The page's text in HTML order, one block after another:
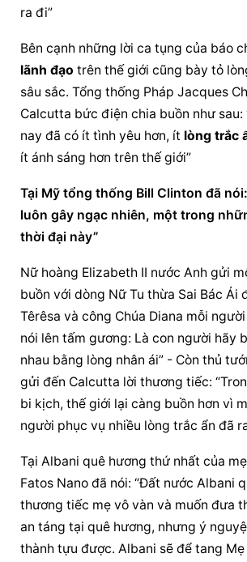
ra đi”
Bên cạnh những lời ca tụng của báo
lãnh đạo trên thế giới cũng bày tỏ
sâu sắc. Tổng thống Pháp Jacques
Calcutta bức điện chia buồn như sau:
nay đã có ít tình yêu hơn, ít lòng trắc
ít ánh sáng hơn trên thế giới”
Tại Mỹ tổng thống Bill Clinton đã
luôn gây ngạc nhiên, một trong
thời đại này”
Nữ hoàng Elizabeth II nước Anh gửi
buồn với dòng Nữ Tu thừa Sai Bác Ái
Têrêsa và công Chúa Diana mỗi
nói lên tấm gương: Là con người hãy
nhau bằng lòng nhân ái” - Còn thủ
gửi đến Calcutta lời thương tiếc:
bi kịch, thế giới lại càng buồn hơn vì
người phục vụ nhiều lòng trắc ẩn đã
Tại Albani quê hương thứ nhất của
Fatos Nano đã nói: “Đất nước Albani
thương tiếc mẹ vô vàn và muốn đưa
an táng tại quê hương, nhưng ý
thành tựu được. Albani sẽ để tang